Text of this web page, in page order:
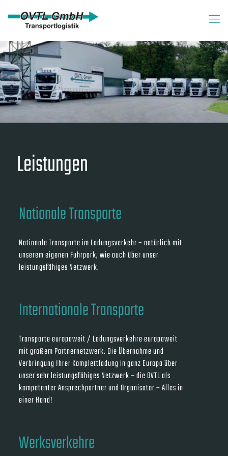
Leistungen
Nationale Transporte
Nationale Transporte im Ladungsverkehr – natürlich mit
unserem eigenen Fuhrpark, wie auch über unser
leistungsfähiges Netzwerk.
Internationale Transporte
Transporte europaweit / Ladungsverkehre europaweit
mit großem Partnernetzwerk. Die Übernahme und
Verbringung Ihrer Komplettladung in ganz Europa über
unser sehr leistungsfähiges Netzwerk – die OVTL als
kompetenter Ansprechpartner und Organisator – Alles in
einer Hand!
Werksverkehre